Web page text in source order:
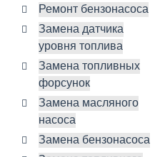
Ремонт бензонасоса
Замена датчика
уровня топлива
Замена топливных
форсунок
Замена масляного
насоса
Замена бензонасоса